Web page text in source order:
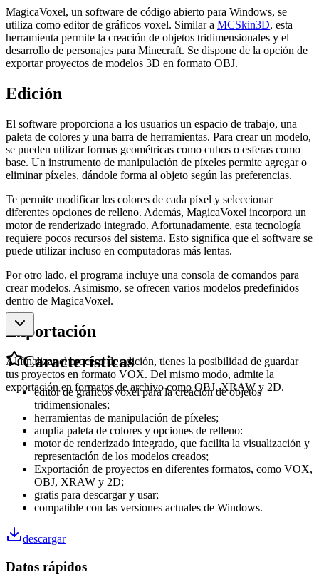
MagicaVoxel, un software de código abierto para Windows, se
utiliza como editor de gráficos voxel. Similar a MCSkin3D, esta
herramienta permite la creación de objetos tridimensionales y el
desarrollo de personajes para Minecraft. Se dispone de la opción de
exportar proyectos de modelos 3D en formato OBJ.
Edición
El software proporciona a los usuarios un espacio de trabajo, una
paleta de colores y una barra de herramientas. Para crear un modelo,
se pueden utilizar formas geométricas como cubos o esferas como
base. Un instrumento de manipulación de píxeles permite agregar o
eliminar píxeles, dándole forma al objeto según las preferencias.
Te permite modificar los colores de cada píxel y seleccionar
diferentes opciones de relleno. Además, MagicaVoxel incorpora un
motor de renderizado integrado. Afortunadamente, esta tecnología
requiere pocos recursos del sistema. Esto significa que el software se
puede utilizar incluso en computadoras más lentas.
Por otro lado, el programa incluye una consola de comandos para
crear modelos. Asimismo, se ofrecen varios modelos predefinidos
dentro de MagicaVoxel.
Exportación
Al finalizar el proceso de edición, tienes la posibilidad de guardar
tus proyectos en formato VOX. Del mismo modo, admite la
exportación en formatos de archivo como OBJ, XRAW y 2D.
Características
editor de gráficos voxel para la creación de objetos
tridimensionales;
herramientas de manipulación de píxeles;
amplia paleta de colores y opciones de relleno:
motor de renderizado integrado, que facilita la visualización y
representación de los modelos creados;
Exportación de proyectos en diferentes formatos, como VOX,
OBJ, XRAW y 2D;
gratis para descargar y usar;
compatible con las versiones actuales de Windows.
descargar
Datos rápidos